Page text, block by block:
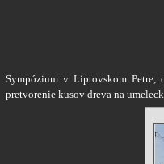
Sympózium v Liptovskom Petre,
pretvorenie kusov dreva na